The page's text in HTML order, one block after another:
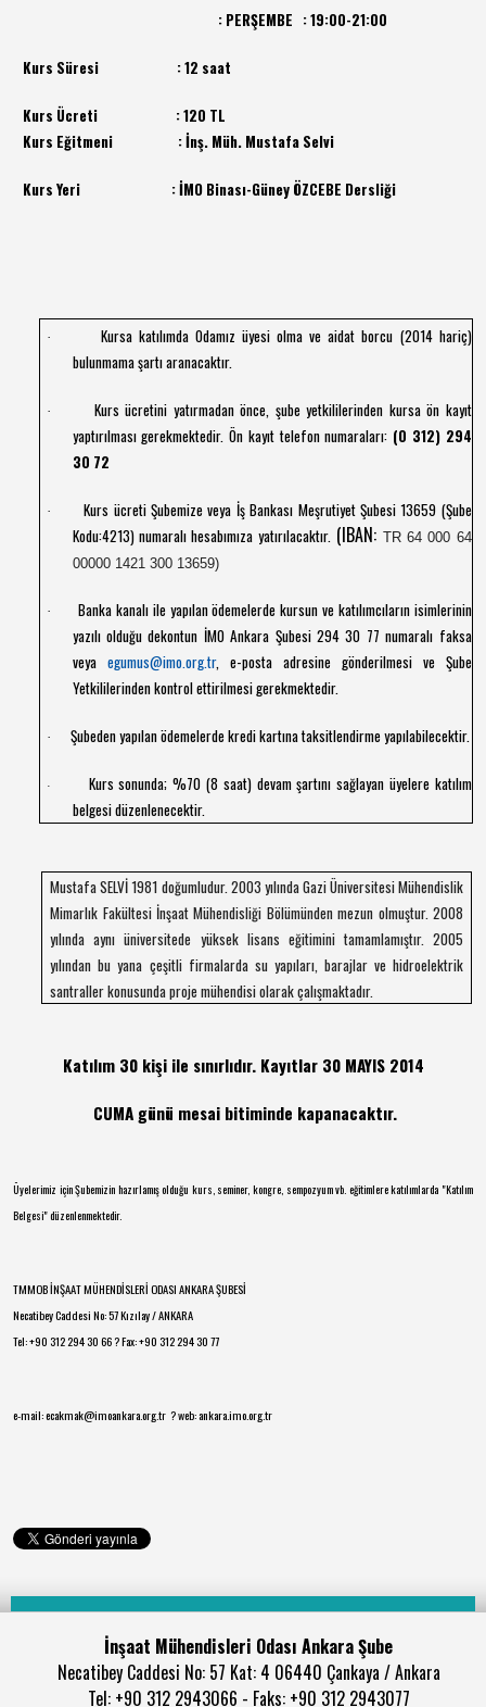
: PERŞEMBE : 19:00-21:00
Kurs Süresi :12 saat
Kurs Ücreti : 120 TL
Kurs Eğitmeni : İnş. Müh. Mustafa Selvi
Kurs Yeri : İMO Binası-Güney ÖZCEBE Dersliği
·
Kursa katılımda Odamız üyesi olma ve aidat borcu (2014 hariç)
bulunmama şartı aranacaktır.
·
Kurs ücretini yatırmadan önce, şube yetkililerinden kursa ön kayıt
yaptırılması gerekmektedir. Ön kayıt telefon numaraları: (0 312) 294
30 72
·
Kurs ücreti Şubemize veya İş Bankası Meşrutiyet Şubesi 13659 (Şube
Kodu:4213) numaralı hesabımıza yatırılacaktır. (IBAN: TR 64 000 64
00000 1421 300 13659)
·
Banka kanalı ile yapılan ödemelerde kursun ve katılımcıların isimlerinin
yazılı olduğu dekontun İMO Ankara Şubesi 294 30 77 numaralı faksa
veya egumus@imo.org.tr, e-posta adresine gönderilmesi ve Şube
Yetkililerinden kontrol ettirilmesi gerekmektedir.
· Şubeden yapılan ödemelerde kredi kartına taksitlendirme yapılabilecektir.
·
Kurs sonunda; %70 (8 saat) devam şartını sağlayan üyelere katılım
belgesi düzenlenecektir.
Mustafa SELVİ 1981 doğumludur. 2003 yılında Gazi Üniversitesi Mühendislik
Mimarlık Fakültesi İnşaat Mühendisliği Bölümünden mezun olmuştur. 2008
yılında aynı üniversitede yüksek lisans eğitimini tamamlamıştır. 2005
yılından bu yana çeşitli firmalarda su yapıları, barajlar ve hidroelektrik
santraller konusunda proje mühendisi olarak çalışmaktadır.
Katılım 30 kişi ile sınırlıdır. Kayıtlar 30 MAYIS 2014
CUMA günü mesai bitiminde kapanacaktır.
Üyelerimiz için Şubemizin hazırlamış olduğu kurs, seminer, kongre, sempozyum vb. eğitimlere katılımlarda "Katılım
Belgesi" düzenlenmektedir.
TMMOB İNŞAAT MÜHENDİSLERİ ODASI ANKARA ŞUBESİ
Necatibey Caddesi No: 57 Kızılay / ANKARA
Tel: +90 312 294 30 66 ? Fax: +90 312 294 30 77
e-mail: ecakmak@imoankara.org.tr ? web: ankara.imo.org.tr
İnşaat Mühendisleri Odası Ankara Şube
Necatibey Caddesi No: 57 Kat: 4 06440 Çankaya / Ankara
Tel: +90 312 2943066 - Faks: +90 312 2943077